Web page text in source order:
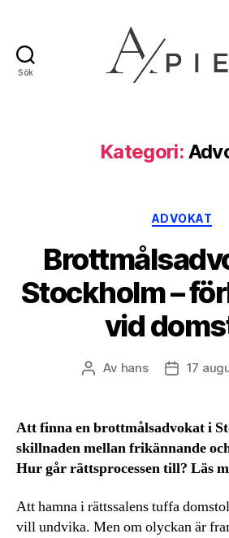
Sök
Kategori:
ADVOKAT
Stockholm –
vid
Inläggsförfattare
Av hans 17
Att finna en brottmålsadvokat i
skillnaden mellan frikännande
Hur går rättsprocessen till? Läs
Att hamna i rättssalens tuffa
vill undvika. Men om olyckan är